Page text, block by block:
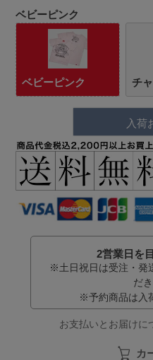
ベビーピンク
ベビーピンク チ
入荷
2営業日を
※土日祝日は受注・発
だ
※予約商品は入
お支払いとお届けに
カ